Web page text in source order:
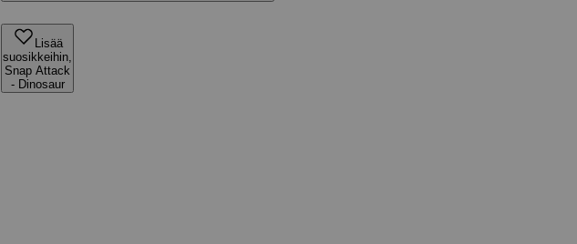
Lisää
suosikkeihin,
Snap Attack
- Dinosaur